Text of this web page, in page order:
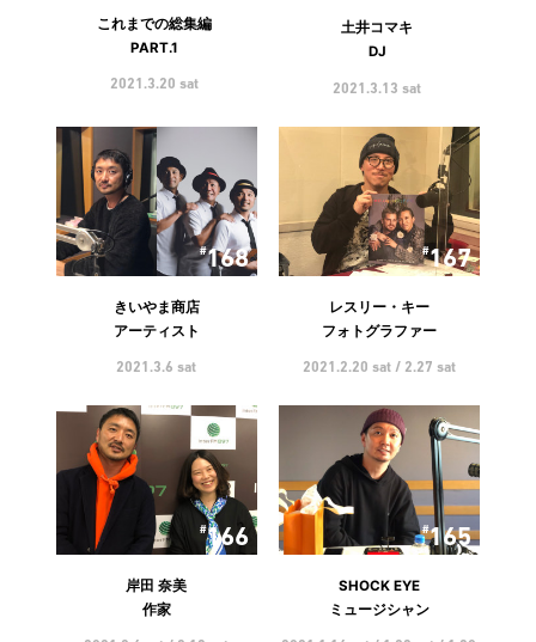
これまでの総集編
PART.1
2021.3.20 sat
土井コマキ
DJ
2021.3.13 sat
168
きいやま商店
アーティスト
2021.3.6 sat
167
レスリー・キー
フォトグラファー
2021.2.20 sat / 2.27 sat
166
岸田 奈美
作家
165
SHOCK EYE
ミュージシャン